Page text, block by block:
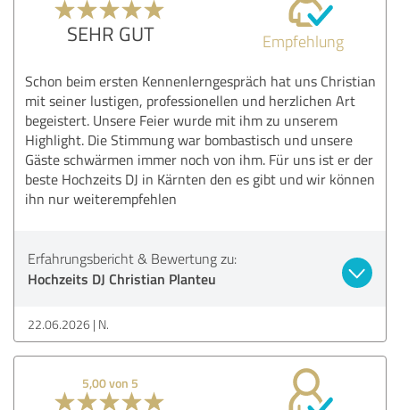
SEHR GUT Empfehlung
Schon beim ersten Kennenlerngespräch hat uns Christian
mit seiner lustigen, professionellen und herzlichen Art
begeistert. Unsere Feier wurde mit ihm zu unserem
Highlight. Die Stimmung war bombastisch und unsere
Gäste schwärmen immer noch von ihm. Für uns ist er der
beste Hochzeits DJ in Kärnten den es gibt und wir können
ihn nur weiterempfehlen
Erfahrungsbericht & Bewertung zu:
Hochzeits DJ Christian Planteu
22.06.2026 N.
5,00 von 5